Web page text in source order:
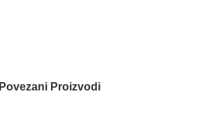
Povezani Proizvodi